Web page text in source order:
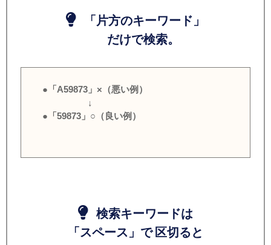
「片方のキーワード」
だけで検索。
●「A59873」×（悪い例）
↓
●「59873」○（良い例）
検索キーワードは
「スペース」で 区切ると